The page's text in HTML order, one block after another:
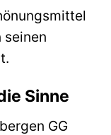
seinen
Sinne
GG